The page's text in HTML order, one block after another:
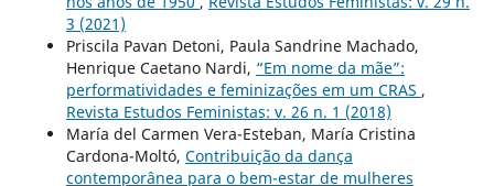
3 (2021)
Priscila Pavan Detoni, Paula Sandrine Machado,
Henrique Caetano Nardi, “Em nome da mãe”:
performatividades e feminizações em um CRAS ,
Revista Estudos Feministas: v. 26 n. 1 (2018)
María del Carmen Vera-Esteban, María Cristina
Cardona-Moltó, Contribuição da dança
contemporânea para o bem-estar de mulheres